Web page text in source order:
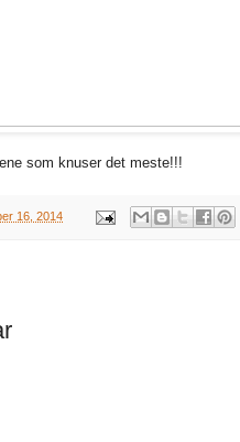
som knuser det meste!!!
16, 2014